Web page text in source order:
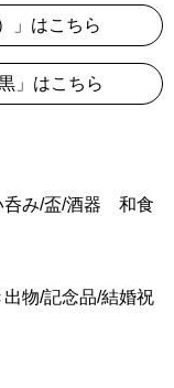
」はこちら
」はこちら
呑み/盃/酒器 和食
物/記念品/結婚祝